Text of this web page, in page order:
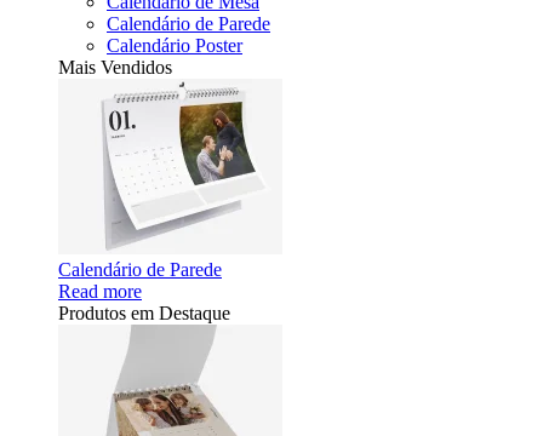
Calendário de Parede
Calendário Poster
Mais Vendidos
Calendário de Parede
Read more
Produtos em Destaque